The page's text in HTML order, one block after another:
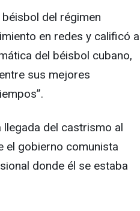
del régimen
en redes y calificó a
del béisbol cubano,
sus mejores
del castrismo al
el gobierno comunista
donde él se estaba